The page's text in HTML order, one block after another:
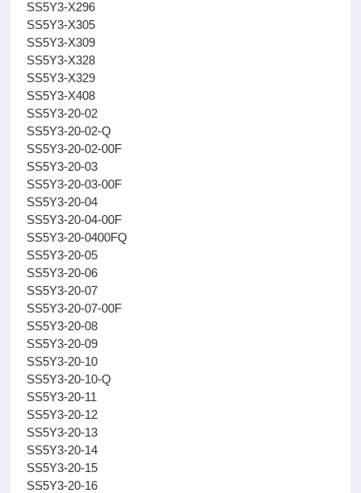
SS5Y3-X296
SS5Y3-X305
SS5Y3-X309
SS5Y3-X328
SS5Y3-X329
SS5Y3-X408
SS5Y3-20-02
SS5Y3-20-02-Q
SS5Y3-20-02-00F
SS5Y3-20-03
SS5Y3-20-03-00F
SS5Y3-20-04
SS5Y3-20-04-00F
SS5Y3-20-0400FQ
SS5Y3-20-05
SS5Y3-20-06
SS5Y3-20-07
SS5Y3-20-07-00F
SS5Y3-20-08
SS5Y3-20-09
SS5Y3-20-10
SS5Y3-20-10-Q
SS5Y3-20-11
SS5Y3-20-12
SS5Y3-20-13
SS5Y3-20-14
SS5Y3-20-15
SS5Y3-20-16